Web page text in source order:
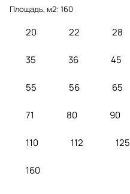
Площадь, м2: 160
20 22 28
35 36 45
55 56 65
71 80 90
110 112 125
160